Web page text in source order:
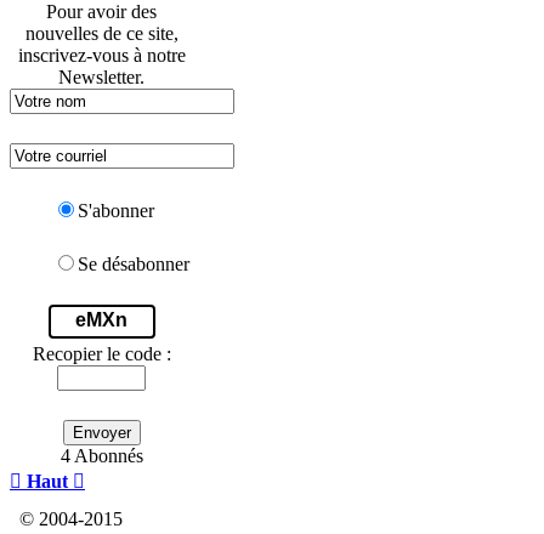
Pour avoir des
nouvelles de ce site,
inscrivez-vous à notre
Newsletter.
S'abonner
Se désabonner
eMXn
Recopier le code :
Envoyer
4 Abonnés
 Haut 
© 2004-2015